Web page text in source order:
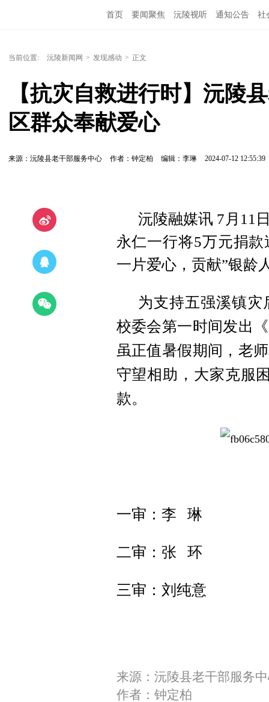
首页 要闻聚焦 沅陵视听 通知公告 社
当前位置: 沅陵新闻网 > 发现感动 > 正文
【抗灾自救进行时】沅陵
区群众奉献爱心
来源：沅陵县老干部服务中心 作者：钟定柏 编辑：李琳 2024-07-12 12:55:39
沅陵融媒讯 7月11
永仁一行将5万元捐
一片爱心，贡献”银龄
为支持五强溪镇
校委会第一时间发出
虽正值暑假期间，老
守望相助，大家克服
款。
一审：李 琳
二审：张 环
三审：刘纯意
来源：沅陵县老干部服务
作者：钟定柏